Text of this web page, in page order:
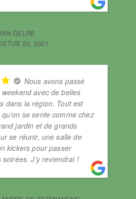
GELRE
20, 2021
Nous avons passé
avec de belles
dans la région. Tout est
se sente comme chez
jardin et de grands
se réunir, une salle de
kickers pour passer
soirées. J’y reviendrai !